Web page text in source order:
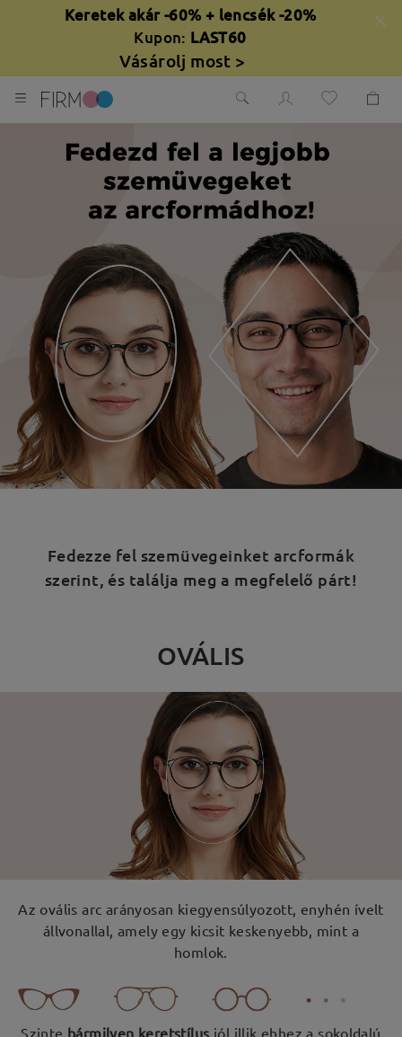
Keretek akár -60% + lencsék -20%
Kupon: LAST60
Vásárolj most >
Fedezze fel szemüvegeinket arcformák
szerint, és találja meg a megfelelő párt!
OVÁLIS
Az ovális arc arányosan kiegyensúlyozott, enyhén ívelt
állvonallal, amely egy kicsit keskenyebb, mint a
homlok.
Szinte bármilyen keretstílus jól illik ehhez a sokoldalú